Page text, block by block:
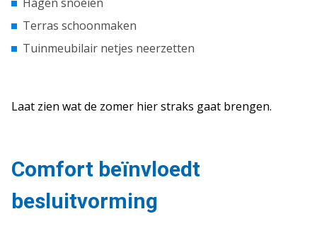
Terras schoonmaken
Tuinmeubilair netjes neerzetten
Laat zien wat de zomer hier straks gaat brengen.
Comfort beïnvloedt
besluitvorming